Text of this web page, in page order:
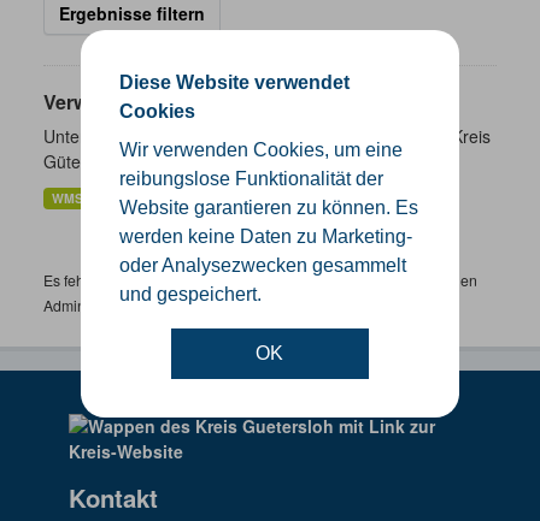
Diese Website verwendet
Cookies
Wir verwenden Cookies, um eine
reibungslose Funktionalität der
Website garantieren zu können. Es
werden keine Daten zu Marketing-
oder Analysezwecken gesammelt
und gespeichert.
OK
Ergebnisse filtern
Verwaltungsgrenzen
Unterschiedliche Ebenen der Verwaltungsgrenzen im Kreis
Gütersloh
WMS SHP GeoJSON KML
Es fehlen spezifische Datensätze? Wenden Sie sich bitte an einen
Administrator unter:support.gis@kreis-guetersloh.de
Kontakt